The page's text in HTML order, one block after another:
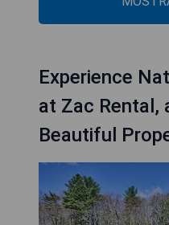
Experience
at Zac Rental,
Beautiful